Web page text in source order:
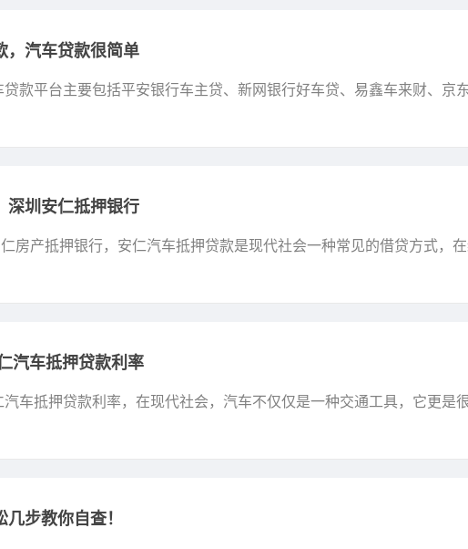
，汽车贷款很简单
款平台主要包括平安银行车主贷、新网银行好车贷、易鑫车来财、京
深圳安仁抵押银行
房产抵押银行，安仁汽车抵押贷款是现代社会一种常见的借贷方式，
汽车抵押贷款利率
车抵押贷款利率，在现代社会，汽车不仅仅是一种交通工具，它更是
步教你自查！